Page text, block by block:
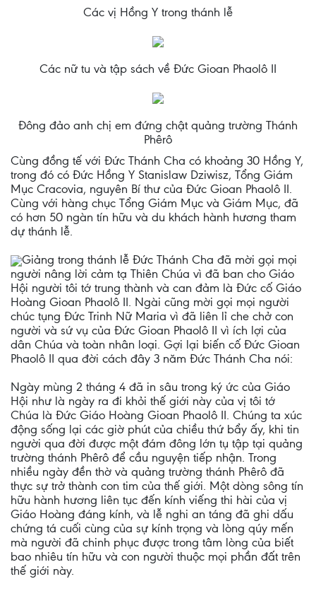
Các vị Hồng Y trong thánh lễ
Các nữ tu và tập sách về Đức Gioan Phaolô II
Đông đảo anh chị em đứng chật quảng trường Thánh
Phêrô
Cùng đồng tế với Đức Thánh Cha có khoảng 30 Hồng Y,
trong đó có Đức Hồng Y Stanislaw Dziwisz, Tổng Giám
Mục Cracovia, nguyên Bí thư của Đức Gioan Phaolô II.
Cùng với hàng chục Tổng Giám Mục và Giám Mục, đã
có hơn 50 ngàn tín hữu và du khách hành hương tham
dự thánh lễ.
Giảng trong thánh lễ Đức Thánh Cha đã mời gọi mọi
người nâng lời cảm tạ Thiên Chúa vì đã ban cho Giáo
Hội người tôi tớ trung thành và can đảm là Đức cố Giáo
Hoàng Gioan Phaolô II. Ngài cũng mời gọi mọi người
chúc tụng Đức Trinh Nữ Maria vì đã liên lỉ che chở con
người và sứ vụ của Đức Gioan Phaolô II vì ích lợi của
dân Chúa và toàn nhân loại. Gợi lại biến cố Đức Gioan
Phaolô II qua đời cách đây 3 năm Đức Thánh Cha nói:
Ngày mùng 2 tháng 4 đã in sâu trong ký ức của Giáo
Hội như là ngày ra đi khỏi thế giới này của vị tôi tớ
Chúa là Đức Giáo Hoàng Gioan Phaolô II. Chúng ta xúc
động sống lại các giờ phút của chiều thứ bẩy ấy, khi tin
người qua đời được một đám đông lớn tụ tập tại quảng
trường thánh Phêrô để cầu nguyện tiếp nhận. Trong
nhiều ngày đền thờ và quảng trường thánh Phêrô đã
thực sự trở thành con tim của thế giới. Một dòng sông tín
hữu hành hương liên tục đến kính viếng thi hài của vị
Giáo Hoàng đáng kính, và lễ nghi an táng đã ghi dấu
chứng tá cuối cùng của sự kính trọng và lòng qúy mến
mà người đã chinh phục được trong tâm lòng của biết
bao nhiêu tín hữu và con người thuộc mọi phần đất trên
thế giới này.